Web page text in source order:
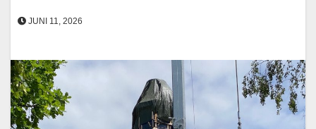
JUNI 11, 2026